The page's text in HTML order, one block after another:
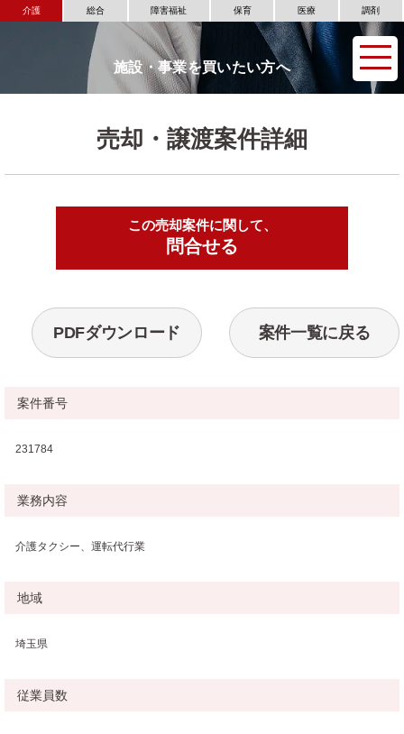
介護 総合 障害福祉 保育 医療 調剤
施設・事業を買いたい方へ
売却・譲渡案件詳細
この売却案件に関して、
問合せる
PDFダウンロード 案件一覧に戻る
案件番号
231784
業務内容
介護タクシー、運転代行業
地域
埼玉県
従業員数